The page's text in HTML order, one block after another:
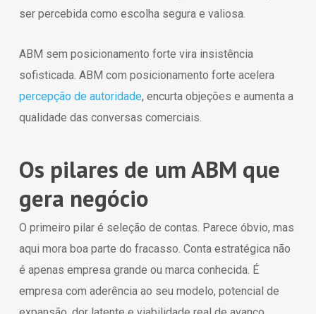
ser percebida como escolha segura e valiosa.
ABM sem posicionamento forte vira insistência
sofisticada. ABM com posicionamento forte acelera
percepção de autoridade, encurta objeções e aumenta a
qualidade das conversas comerciais.
Os pilares de um ABM que
gera negócio
O primeiro pilar é seleção de contas. Parece óbvio, mas
aqui mora boa parte do fracasso. Conta estratégica não
é apenas empresa grande ou marca conhecida. É
empresa com aderência ao seu modelo, potencial de